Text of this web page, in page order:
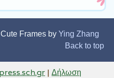
Cute Frames by Ying Zhang
Back to top
| Δήλωση